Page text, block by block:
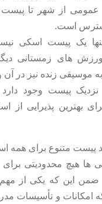
عمومی از شهر تا
است.
یک پیست اسکی
های زمستانی
زنده نیز در آن
پیست وجود دارد
بهترین پذیرایی از
پیست متنوع برای همه
ها هیچ محدودیتی برای
ضمن این که یکی از
امکانات و تأسیسات